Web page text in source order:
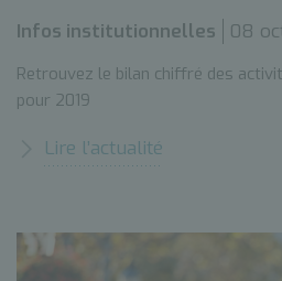
Infos institutionnelles 08
Retrouvez le bilan chiffré des
pour 2019
Lire l’actualité